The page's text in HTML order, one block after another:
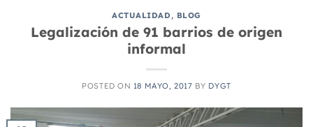
ACTUALIDAD, BLOG
Legalización de 91 barrios de origen
informal
POSTED ON 18 MAYO, 2017 BY DYGT